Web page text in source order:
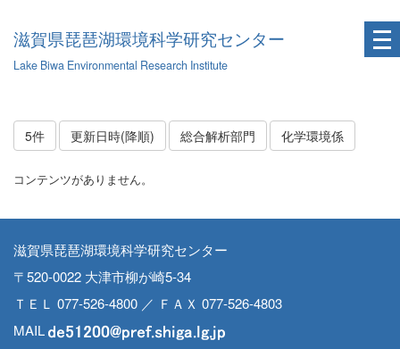
滋賀県琵琶湖環境科学研究センター
Lake Biwa Environmental Research Institute
5件 更新日時(降順) 総合解析部門 化学環境係
コンテンツがありません。
滋賀県琵琶湖環境科学研究センター
〒520-0022 大津市柳が崎5-34
ＴＥＬ 077-526-4800 ／ ＦＡＸ 077-526-4803
MAIL